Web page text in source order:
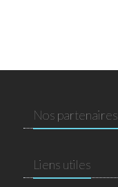
Nos partenaires
Liens utiles